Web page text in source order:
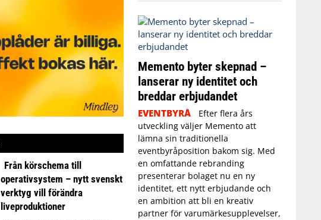
Från körschema till
operativsystem – nytt svenskt
verktyg vill förändra
liveproduktioner
Memento byter skepnad –
lanserar ny identitet och
breddar erbjudandet
EVENTBYRÅ
Efter flera års
utveckling väljer Memento att
lämna sin traditionella
eventbyråposition bakom sig. Med
en omfattande rebranding
presenterar bolaget nu en ny
identitet, ett nytt erbjudande och
en ambition att bli en kreativ
partner för varumärkesupplevelser,